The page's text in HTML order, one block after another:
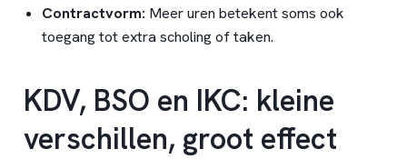
Contractvorm: Meer uren betekent soms ook
toegang tot extra scholing of taken.
KDV, BSO en IKC: kleine
verschillen, groot effect